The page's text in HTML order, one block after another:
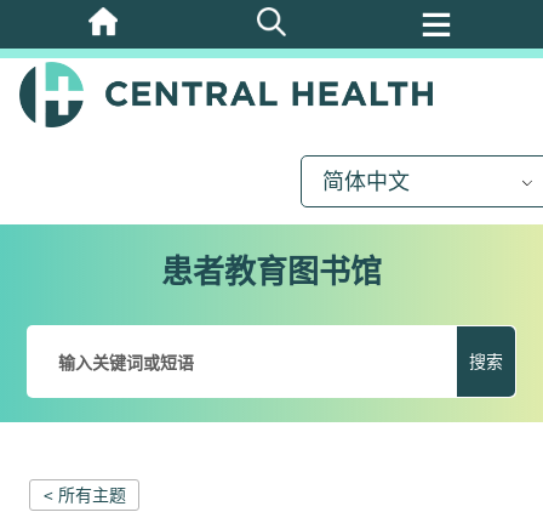
跳
至
主
简体中文
患者教育图书馆
搜索
< 所有主题